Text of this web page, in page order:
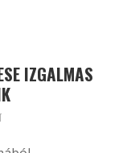
IZGALMAS